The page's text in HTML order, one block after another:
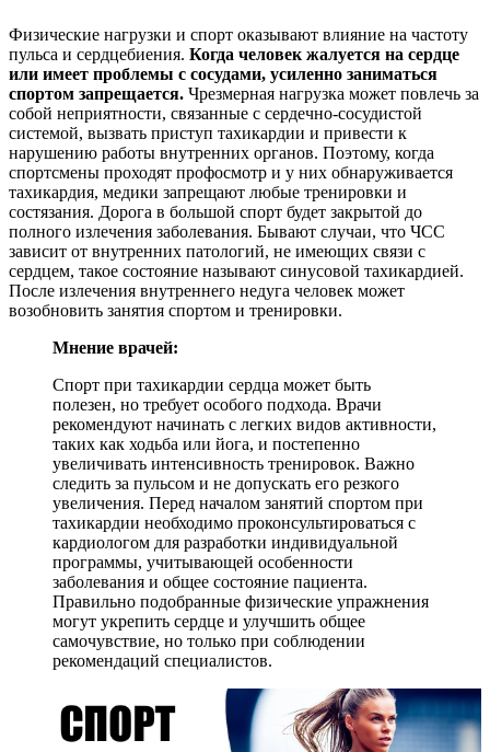
Физические нагрузки и спорт оказывают влияние на частоту
пульса и сердцебиения. Когда человек жалуется на сердце
или имеет проблемы с сосудами, усиленно заниматься
спортом запрещается. Чрезмерная нагрузка может повлечь за
собой неприятности, связанные с сердечно-сосудистой
системой, вызвать приступ тахикардии и привести к
нарушению работы внутренних органов. Поэтому, когда
спортсмены проходят профосмотр и у них обнаруживается
тахикардия, медики запрещают любые тренировки и
состязания. Дорога в большой спорт будет закрытой до
полного излечения заболевания. Бывают случаи, что ЧСС
зависит от внутренних патологий, не имеющих связи с
сердцем, такое состояние называют синусовой тахикардией.
После излечения внутреннего недуга человек может
возобновить занятия спортом и тренировки.
Мнение врачей:
Спорт при тахикардии сердца может быть
полезен, но требует особого подхода. Врачи
рекомендуют начинать с легких видов активности,
таких как ходьба или йога, и постепенно
увеличивать интенсивность тренировок. Важно
следить за пульсом и не допускать его резкого
увеличения. Перед началом занятий спортом при
тахикардии необходимо проконсультироваться с
кардиологом для разработки индивидуальной
программы, учитывающей особенности
заболевания и общее состояние пациента.
Правильно подобранные физические упражнения
могут укрепить сердце и улучшить общее
самочувствие, но только при соблюдении
рекомендаций специалистов.